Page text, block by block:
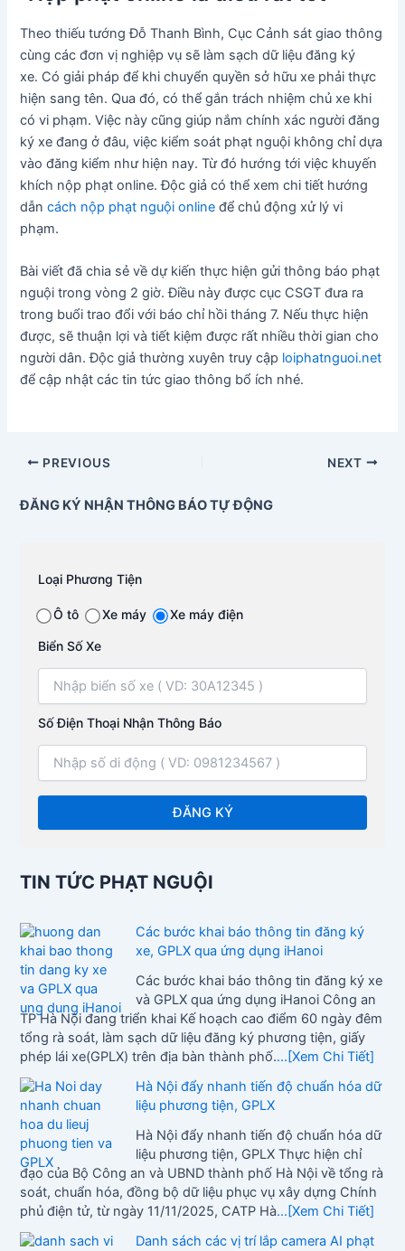
Theo thiếu tướng Đỗ Thanh Bình, Cục Cảnh sát giao thông
cùng các đơn vị nghiệp vụ sẽ làm sạch dữ liệu đăng ký
xe. Có giải pháp để khi chuyển quyền sở hữu xe phải thực
hiện sang tên. Qua đó, có thể gắn trách nhiệm chủ xe khi
có vi phạm. Việc này cũng giúp nắm chính xác người đăng
ký xe đang ở đâu, việc kiểm soát phạt nguội không chỉ dựa
vào đăng kiểm như hiện nay. Từ đó hướng tới việc khuyến
khích nộp phạt online. Độc giả có thể xem chi tiết hướng
dẫncách nộp phạt nguội online để chủ động xử lý vi
phạm.
Bài viết đã chia sẻ về dự kiến thực hiện gửi thông báo phạt
nguội trong vòng 2 giờ. Điều này được cục CSGT đưa ra
trong buổi trao đổi với báo chỉ hồi tháng 7. Nếu thực hiện
được, sẽ thuận lợi và tiết kiệm được rất nhiều thời gian cho
người dân. Độc giả thường xuyên truy cập loiphatnguoi.net
để cập nhật các tin tức giao thông bổ ích nhé.
PREVIOUS NEXT
ĐĂNG KÝ NHẬN THÔNG BÁO TỰ ĐỘNG
Loại Phương Tiện
Ô tô Xe máy Xe máy điện
Biển Số Xe
Số Điện Thoại Nhận Thông Báo
TIN TỨC PHẠT NGUỘI
Các bước khai báo thông tin đăng ký
xe, GPLX qua ứng dụng iHanoi
Các bước khai báo thông tin đăng ký xe
và GPLX qua ứng dụng iHanoi Công an
TP Hà Nội đang triển khai Kế hoạch cao điểm 60 ngày đêm
tổng rà soát, làm sạch dữ liệu đăng ký phương tiện, giấy
phép lái xe(GPLX) trên địa bàn thành phố....[Xem Chi Tiết]
Hà Nội đẩy nhanh tiến độ chuẩn hóa dữ
liệu phương tiện, GPLX
Hà Nội đẩy nhanh tiến độ chuẩn hóa dữ
liệu phương tiện, GPLX Thực hiện chỉ
đạo của Bộ Công an và UBND thành phố Hà Nội về tổng rà
soát, chuẩn hóa, đồng bộ dữ liệu phục vụ xây dựng Chính
phủ điện tử, từ ngày 11/11/2025, CATP Hà...[Xem Chi Tiết]
Danh sách các vị trí lắp camera AI phạt